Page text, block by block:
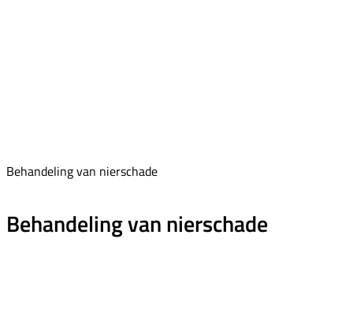
Behandeling van nierschade
Behandeling van nierschade